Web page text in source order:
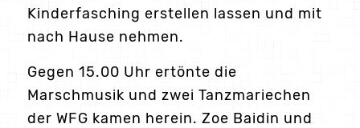
Kinderfasching erstellen lassen und mit
nach Hause nehmen.
Gegen 15.00 Uhr ertönte die
Marschmusik und zwei Tanzmariechen
der WFG kamen herein. Zoe Baidin und